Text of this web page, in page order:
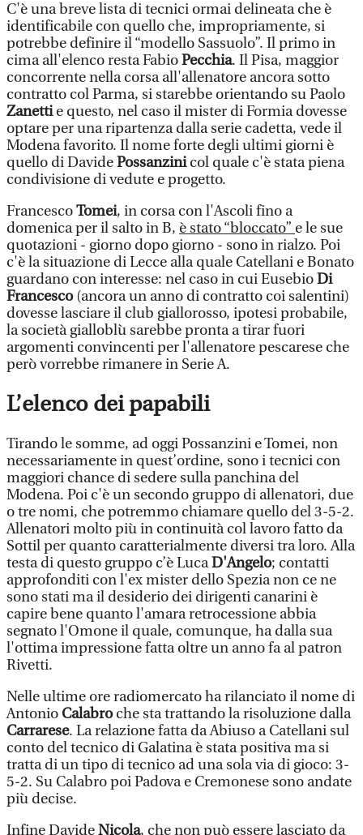
C'è una breve lista di tecnici ormai delineata che è
identificabile con quello che, impropriamente, si
potrebbe definire il “modello Sassuolo”. Il primo in
cima all'elenco resta FabioPecchia. Il Pisa, maggior
concorrente nella corsa all'allenatore ancora sotto
contratto col Parma, si starebbe orientando su Paolo
Zanettie questo, nel caso il mister di Formia dovesse
optare per una ripartenza dalla serie cadetta, vede il
Modena favorito. Il nome forte degli ultimi giorni è
quello di DavidePossanzinicol quale c'è stata piena
condivisione di vedute e progetto.
FrancescoTomei, in corsa con l'Ascoli fino a
domenica per il salto in B, è stato “bloccato” e le sue
quotazioni - giorno dopo giorno - sono in rialzo. Poi
c'è la situazione di Lecce alla quale Catellani e Bonato
guardano con interesse: nel caso in cui EusebioDi
Francesco(ancora un anno di contratto coi salentini)
dovesse lasciare il club giallorosso, ipotesi probabile,
la società gialloblù sarebbe pronta a tirar fuori
argomenti convincenti per l'allenatore pescarese che
però vorrebbe rimanere in Serie A.
L’elenco dei papabili
Tirando le somme, ad oggi Possanzini e Tomei, non
necessariamente in quest’ordine, sono i tecnici con
maggiori chance di sedere sulla panchina del
Modena. Poi c'è un secondo gruppo di allenatori, due
o tre nomi, che potremmo chiamare quello del 3-5-2.
Allenatori molto più in continuità col lavoro fatto da
Sottil per quanto caratterialmente diversi tra loro. Alla
testa di questo gruppo c’è LucaD'Angelo; contatti
approfonditi con l'ex mister dello Spezia non ce ne
sono stati ma il desiderio dei dirigenti canarini è
capire bene quanto l'amara retrocessione abbia
segnato l'Omone il quale, comunque, ha dalla sua
l'ottima impressione fatta oltre un anno fa al patron
Rivetti.
Nelle ultime ore radiomercato ha rilanciato il nome di
Antonio Calabroche sta trattando la risoluzione dalla
Carrarese. La relazione fatta da Abiuso a Catellani sul
conto del tecnico di Galatina è stata positiva ma si
tratta di un tipo di tecnico ad una sola via di gioco: 3-
5-2. Su Calabro poi Padova e Cremonese sono andate
più decise.
Infine DavideNicola, che non può essere lasciato da